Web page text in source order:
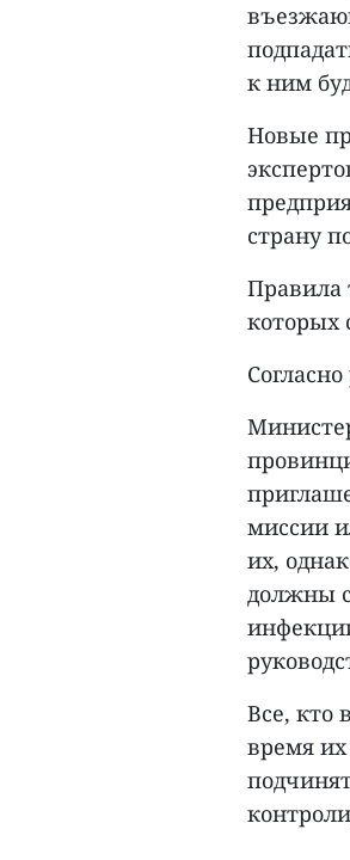
к ним
Новые
страну
Правила
которых
миссии
их,
должны
Все, кто
время